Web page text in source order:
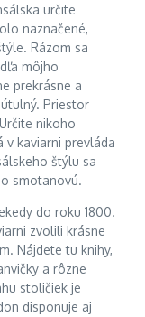
určite
naznačené,
Rázom sa
môjho
prekrásne a
Priestor
nikoho
v kaviarni prevláda
štýlu sa
smotanovú.
do roku 1800.
zvolili krásne
Nájdete tu knihy,
a rôzne
stoličiek je
disponuje aj